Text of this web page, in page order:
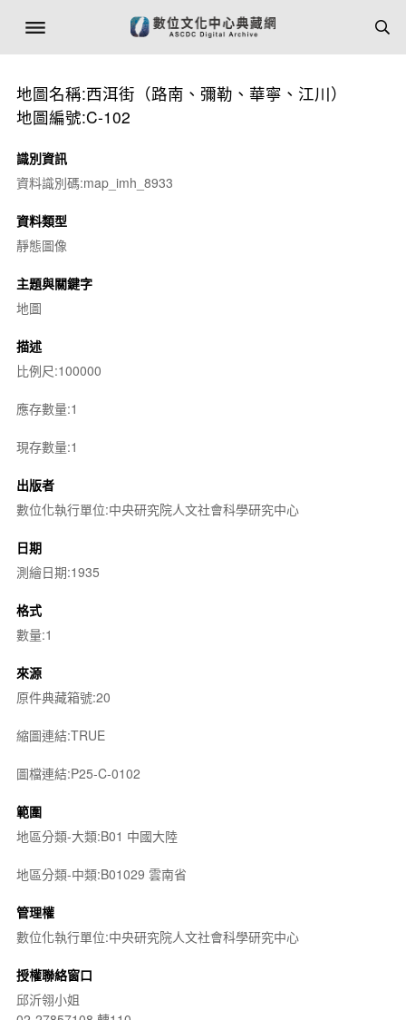
地圖名稱:西洱街（路南、彌勒、華寧、江川）
地圖編號:C-102
識別資訊
資料識別碼:map_imh_8933
資料類型
靜態圖像
主題與關鍵字
地圖
描述
比例尺:100000
應存數量:1
現存數量:1
出版者
數位化執行單位:中央研究院人文社會科學研究中心
日期
測繪日期:1935
格式
數量:1
來源
原件典藏箱號:20
縮圖連結:TRUE
圖檔連結:P25-C-0102
範圍
地區分類-大類:B01 中國大陸
地區分類-中類:B01029 雲南省
管理權
數位化執行單位:中央研究院人文社會科學研究中心
授權聯絡窗口
邱沂翎小姐